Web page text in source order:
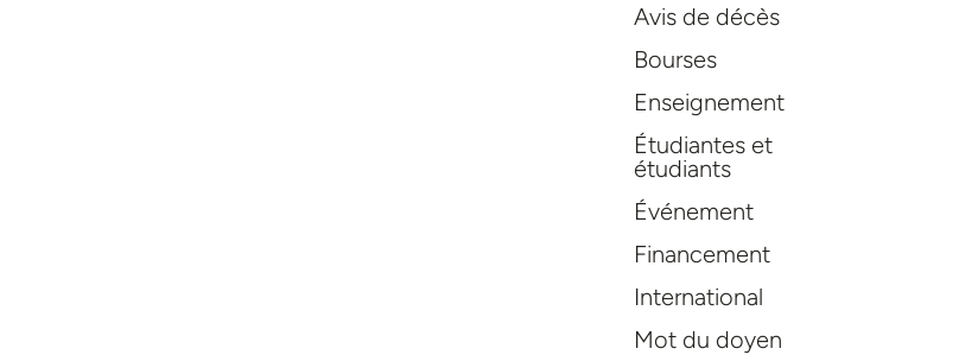
Avis de décès
Bourses
Enseignement
Étudiantes et
étudiants
Événement
Financement
International
Mot du doyen